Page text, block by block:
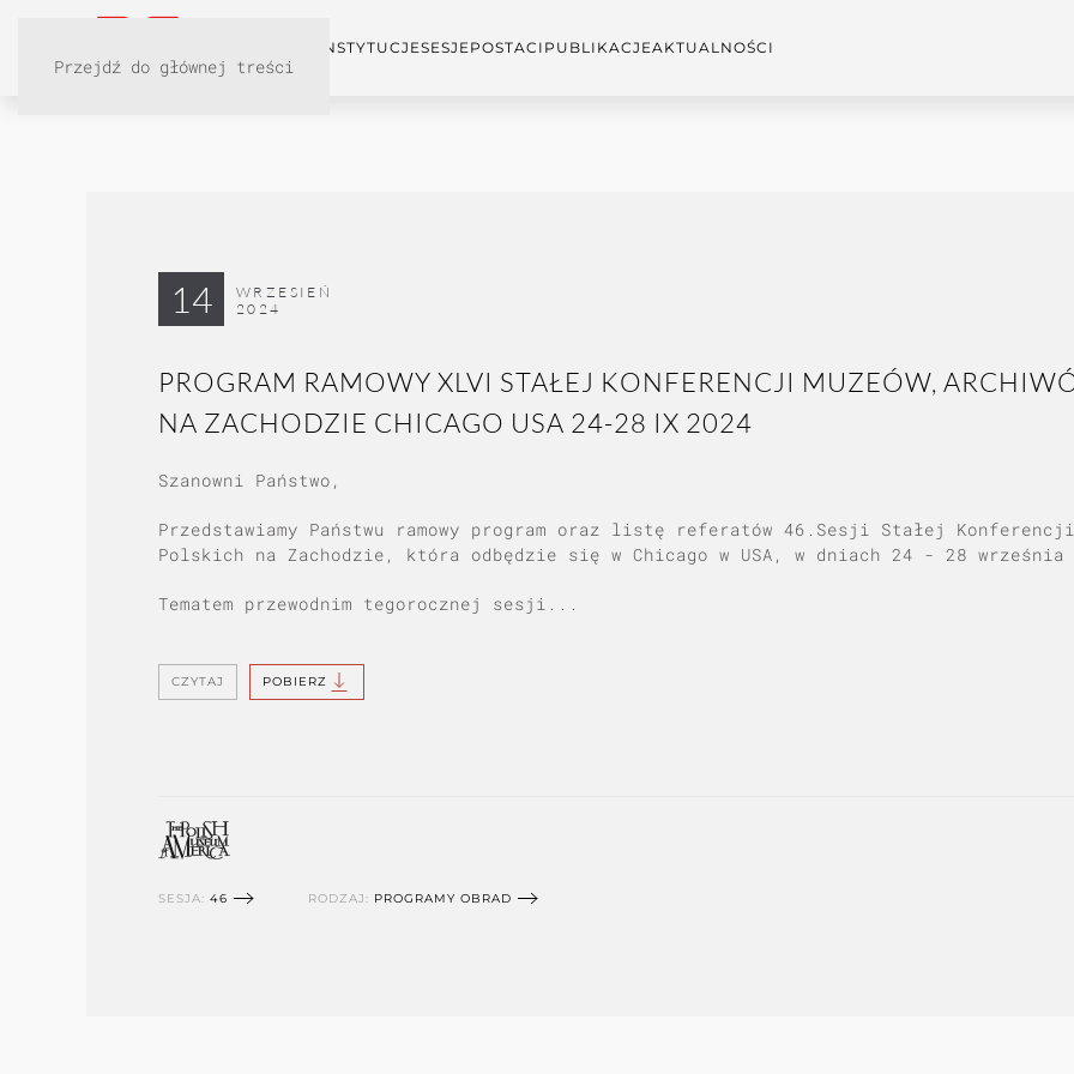
Przejdź do głównej treści
INSTYTUCJESESJEPOSTACI PUBLIKACJEAKTUALNOŚCI
14
WRZESIEŃ
2024
PROGRAM RAMOWY XLVI STAŁEJ KONFERENCJI MUZEÓW,
NA ZACHODZIE CHICAGO USA 24-28 IX 2024
Szanowni Państwo,
Przedstawiamy Państwu ramowy program oraz listę referatów 46.Sesji Stałej
Polskich na Zachodzie, która odbędzie się w Chicago w USA, w dniach 24 - 28 września
Tematem przewodnim tegorocznej sesji...
CZYTAJ POBIERZ
SESJA: 46 RODZAJ: PROGRAMY OBRAD